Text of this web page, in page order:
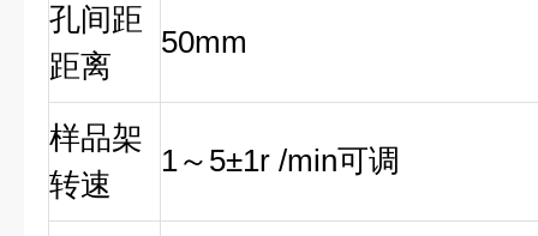
孔间距
距离
50mm
样品架
转速
1～5±1r /min可调